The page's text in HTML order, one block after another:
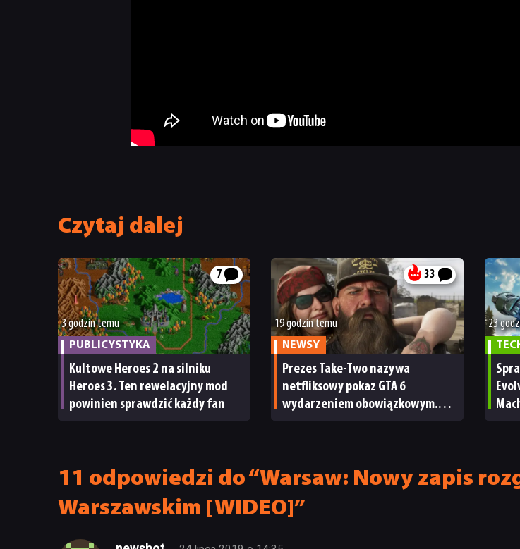
Czytaj dalej
7
3 godzin temu
PUBLICYSTYKA
Kultowe Heroes 2 na silniku
Heroes 3. Ten rewelacyjny mod
powinien sprawdzić każdy fan
33
19 godzin temu
NEWSY
Prezes Take-Two nazywa
netfliksowy pokaz GTA 6
wydarzeniem obowiązkowym.
23
11 odpowiedzi do “Warsaw: Nowy zapis
Warszawskim [WIDEO]”